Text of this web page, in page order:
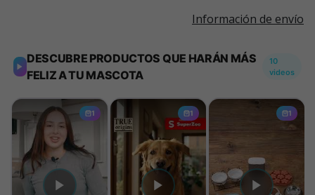
Información de envío